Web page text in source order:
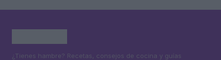
¿Tienes hambre? Recetas, consejos de cocina y guías